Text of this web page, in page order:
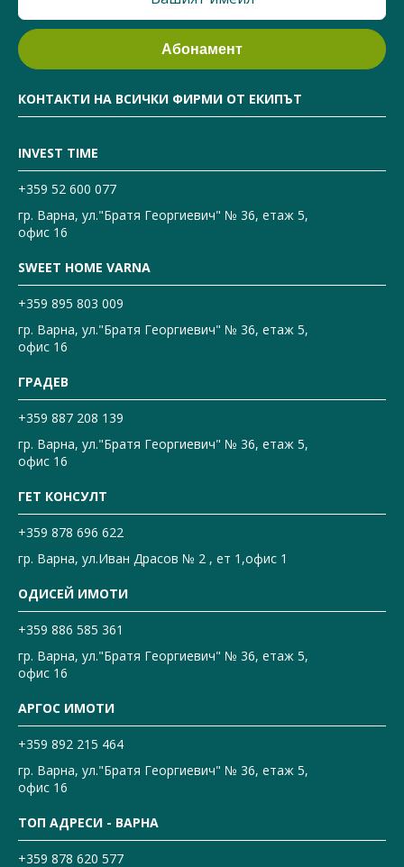
КОНТАКТИ НА ВСИЧКИ ФИРМИ ОТ ЕКИПЪТ
INVEST TIME
+359 52 600 077
гр. Варна, ул."Братя Георгиевич" № 36, етаж 5,
офис 16
SWEET HOME VARNA
+359 895 803 009
гр. Варна, ул."Братя Георгиевич" № 36, етаж 5,
офис 16
ГРАДЕВ
+359 887 208 139
гр. Варна, ул."Братя Георгиевич" № 36, етаж 5,
офис 16
ГЕТ КОНСУЛТ
+359 878 696 622
гр. Варна, ул.Иван Драсов № 2 , ет 1,офис 1
ОДИСЕЙ ИМОТИ
+359 886 585 361
гр. Варна, ул."Братя Георгиевич" № 36, етаж 5,
офис 16
АРГОС ИМОТИ
+359 892 215 464
гр. Варна, ул."Братя Георгиевич" № 36, етаж 5,
офис 16
ТОП АДРЕСИ - ВАРНА
+359 878 620 577